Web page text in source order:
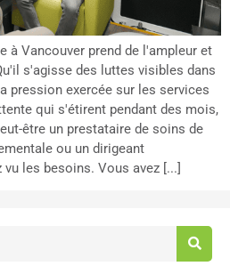
à Vancouver prend de l'ampleur et
s'agisse des luttes visibles dans
pression exercée sur les services
qui s'étirent pendant des mois,
être un prestataire de soins de
ou un dirigeant
les besoins. Vous avez [...]